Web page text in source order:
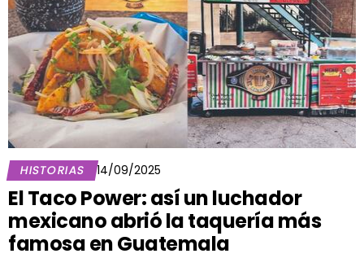
HISTORIAS 14/09/2025
El Taco Power: así un luchador
mexicano abrió la taquería más
famosa en Guatemala